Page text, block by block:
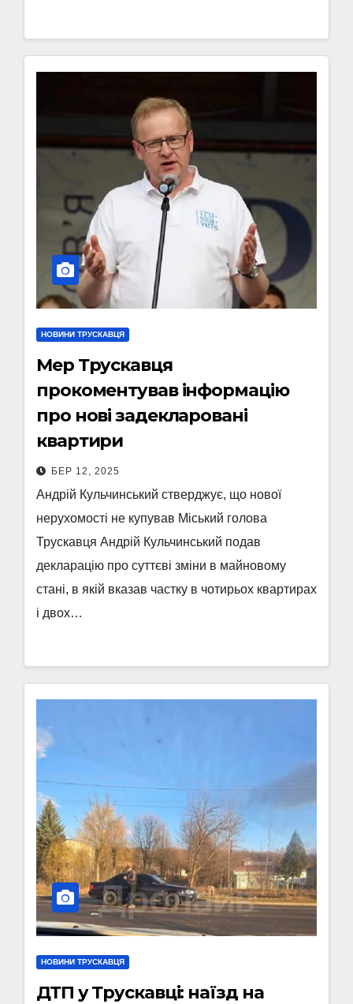
НОВИНИ ТРУСКАВЦЯ
Мер Трускавця
прокоментував інформацію
про нові задекларовані
квартири
БЕР 12, 2025
Андрій Кульчинський стверджує, що нової
нерухомості не купував Міський голова
Трускавця Андрій Кульчинський подав
декларацію про суттєві зміни в майновому
стані, в якій вказав частку в чотирьох квартирах
і двох…
НОВИНИ ТРУСКАВЦЯ
ДТП у Трускавці: наїзд на